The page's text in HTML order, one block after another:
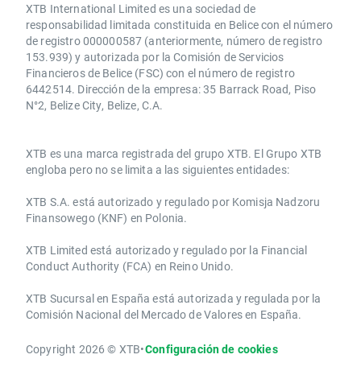
XTB International Limited es una sociedad de
responsabilidad limitada constituida en Belice con el número
de registro 000000587 (anteriormente, número de registro
153.939) y autorizada por la Comisión de Servicios
Financieros de Belice (FSC) con el número de registro
6442514. Dirección de la empresa: 35 Barrack Road, Piso
N°2, Belize City, Belize, C.A.
​​XTB es una marca registrada del grupo XTB. El Grupo XTB
engloba pero no se limita a las siguientes entidades:
XTB S.A.​ está autorizado y regulado por Komisja Nadzoru
Finansowego (KNF) ​en Polonia.
XTB Limited ​está autorizado y regulado por la ​Financial
Conduct Authority ​(FCA) en ​​Reino Unido.
XTB Sucursal en España está autorizada y regulada por la
Comisión Nacional del Mercado de Valores en España.
Copyright 2026 © XTB•Configuración de cookies